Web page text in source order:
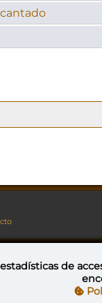
licencia de Creative Commons
de